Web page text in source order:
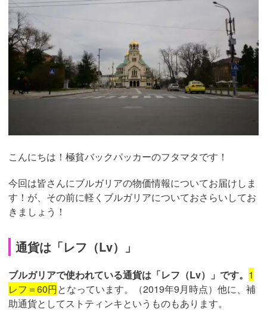
こんにちは！極貧バックパッカーのフタマタです！
今回は皆さんにブルガリアの物価情報についてお届けしま
す！が、その前に軽くブルガリアについておさらいしてお
きましょう！
通貨は「レフ（Lv）」
ブルガリアで使われている通貨は「レフ（Lv）」です。 1
レフ＝60円となっています。（2019年9月時点）他に、補
助通貨としてストティンキというものもあります。